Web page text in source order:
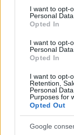
consent section.
I want to opt-
Personal Data.
Opted In
I want to opt-
Personal
Opted In
I want to opt-
Retention,
Personal
Purposes for
Opted Out
Google
CIENCIA Y
Protocolos